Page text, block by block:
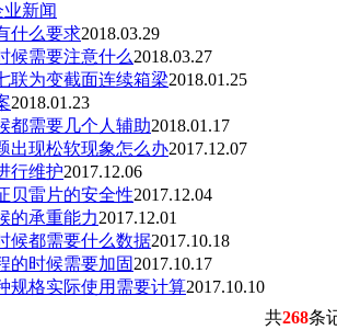
业新闻
什么要求2018.03.29
候需要注意什么2018.03.27
联为变截面连续箱梁2018.01.25
2018.01.23
都需要几个人辅助2018.01.17
出现松软现象怎么办2017.12.07
行维护2017.12.06
贝雷片的安全性2017.12.04
的承重能力2017.12.01
候都需要什么数据2017.10.18
的时候需要加固 2017.10.17
规格实际使用需要计算2017.10.10
共268条